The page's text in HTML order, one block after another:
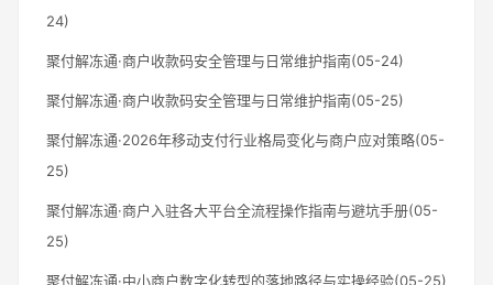
24)
聚付解冻通·商户收款码安全管理与日常维护指南(05-24)
聚付解冻通·商户收款码安全管理与日常维护指南(05-25)
聚付解冻通·2026年移动支付行业格局变化与商户应对策略(05-
25)
聚付解冻通·商户入驻各大平台全流程操作指南与避坑手册(05-
25)
聚付解冻通·中小商户数字化转型的落地路径与实操经验(05-25)